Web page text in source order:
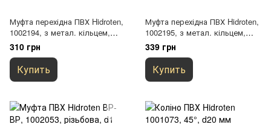
Муфта перехідна ПВХ Hidroten,
1002194, з метал. кільцем,
d50х1 1/2"
310 грн
Купить
Муфта перехідна ПВХ Hidroten,
1002195, з метал. кільцем,
d63х2"
339 грн
Купить